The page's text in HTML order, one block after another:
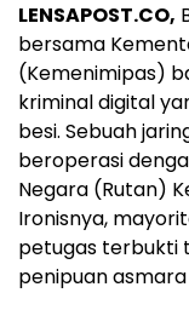
LENSAPOST.CO,
bersama
(Kemenimipas)
kriminal digital
besi. Sebuah
beroperasi
Negara (Rutan)
Ironisnya,
petugas terbukti
penipuan asmara